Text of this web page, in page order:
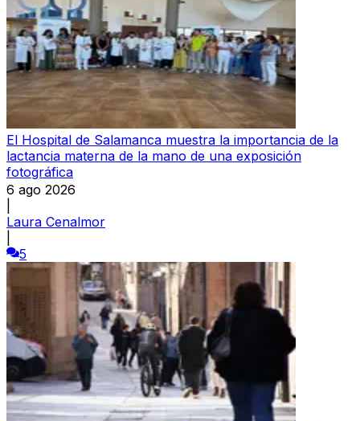
El Hospital de Salamanca muestra la importancia de la
lactancia materna de la mano de una exposición
fotográfica
6 ago 2026
Laura Cenalmor
5